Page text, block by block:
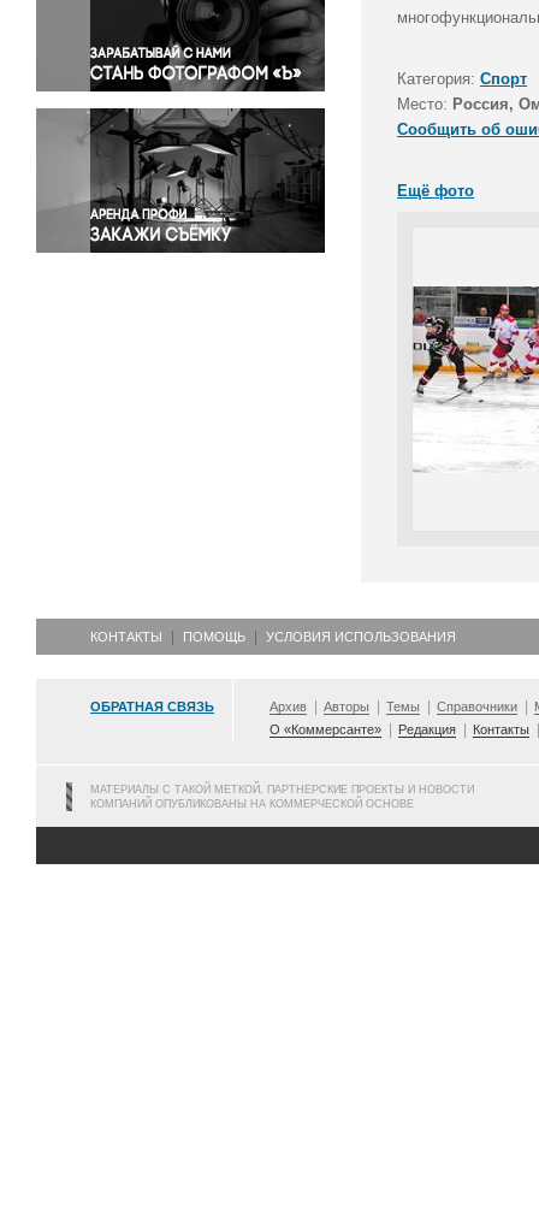
Правосудие
Происшествия и конфликты
Религия
Светская жизнь
Спорт
Экология
Экономика и бизнес
Категория: Спорт
Место: Россия,
Сообщить об
Ещё фото
КОНТАКТЫ ПОМОЩЬ УСЛОВИЯ ИСПОЛЬЗОВАНИЯ
ОБРАТНАЯ СВЯЗЬ Архив Авторы Темы Справочники
О «Коммерсанте»
Редакция Контакты
МАТЕРИАЛЫ С ТАКОЙ МЕТКОЙ, ПАРТНЕРСКИЕ ПРОЕКТЫ И НОВОСТИ
КОМПАНИЙ ОПУБЛИКОВАНЫ НА КОММЕРЧЕСКОЙ ОСНОВЕ